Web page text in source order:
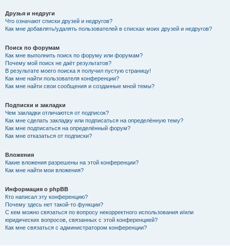
Друзья и недруги
Что означают списки друзей и недругов?
Как мне добавлять/удалять пользователей в списках моих друзей и недругов?
Поиск по форумам
Как мне выполнить поиск по форуму или форумам?
Почему мой поиск не даёт результатов?
В результате моего поиска я получил пустую страницу!
Как мне найти пользователя конференции?
Как мне найти свои сообщения и созданные мной темы?
Подписки и закладки
Чем закладки отличаются от подписок?
Как мне сделать закладку или подписаться на определённую тему?
Как мне подписаться на определённый форум?
Как мне отказаться от подписки?
Вложения
Какие вложения разрешены на этой конференции?
Как мне найти мои вложения?
Информация о phpBB
Кто написал эту конференцию?
Почему здесь нет такой-то функции?
С кем можно связаться по вопросу некорректного использования и/или
юридических вопросов, связанных с этой конференцией?
Как мне связаться с администратором конференции?